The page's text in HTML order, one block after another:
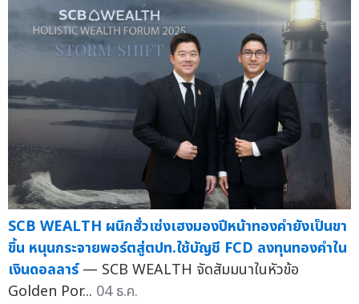
SCB WEALTH ผนึกฮั่วเซ่งเฮงมองปีหน้าทองคำยังเป็นขา
ขึ้น หนุนกระจายพอร์ตสู่ตปท.ใช้บัญชี FCD ลงทุนทองคำใน
เงินดอลลาร์ — SCB WEALTH จัดสัมมนาในหัวข้อ
Golden Por... 04 ธ.ค.